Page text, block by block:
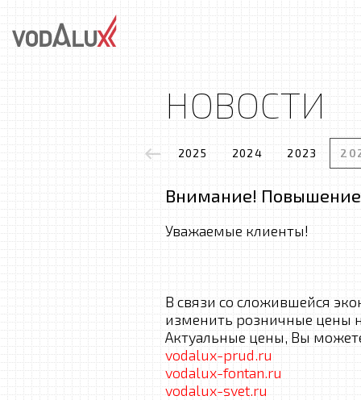
НОВОСТИ
2025 2024 2023
Внимание!
Уважаемые клиенты!
В связи со сложившейся
изменить розничные цены
Актуальные цены, Вы
vodalux-prud.ru
vodalux-fontan.ru
vodalux-svet.ru